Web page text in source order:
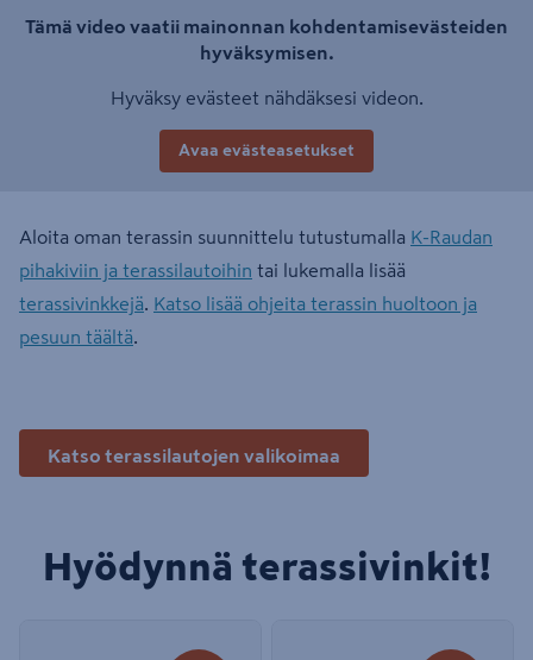
Tämä video vaatii mainonnan kohdentamisevästeiden
hyväksymisen.
Hyväksy evästeet nähdäksesi videon.
Avaa evästeasetukset
Aloita oman terassin suunnittelu tutustumalla K-Raudan
pihakiviin ja terassilautoihin tai lukemalla lisää
terassivinkkejä
Katso lisää ohjeita terassin huoltoon ja
pesuun täältä
Katso terassilautojen valikoimaa
Hyödynnä terassivinkit!